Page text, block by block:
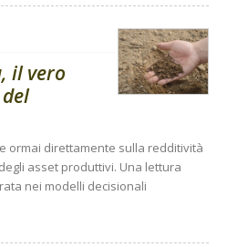
il vero
ormai direttamente sulla redditività
asset produttivi. Una lettura
nei modelli decisionali